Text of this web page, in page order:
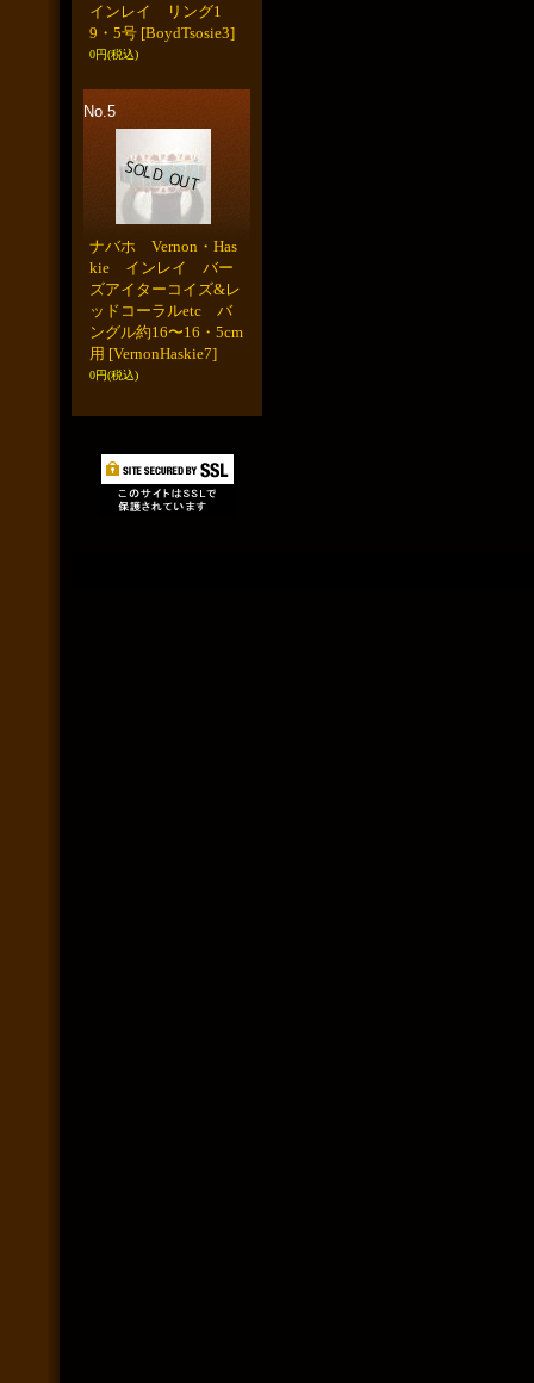
インレイ リング1
9・5号 [BoydTsosie3]
0円(税込)
No.5
ナバホ Vernon・Has
kie インレイ バー
ズアイターコイズ&レ
ッドコーラルetc バ
ングル約16〜16・5cm
用 [VernonHaskie7]
0円(税込)